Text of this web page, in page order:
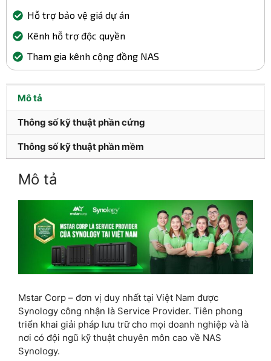
Hỗ trợ bảo vệ giá dự án
Kênh hỗ trợ độc quyền
Tham gia kênh cộng đồng NAS
Mô tả
Thông số kỹ thuật phần cứng
Thông số kỹ thuật phần mềm
Mô tả
Mstar Corp – đơn vị duy nhất tại Việt Nam được
Synology công nhận là Service Provider. Tiên phong
triển khai giải pháp lưu trữ cho mọi doanh nghiệp và là
nơi có đội ngũ kỹ thuật chuyên môn cao về NAS
Synology.